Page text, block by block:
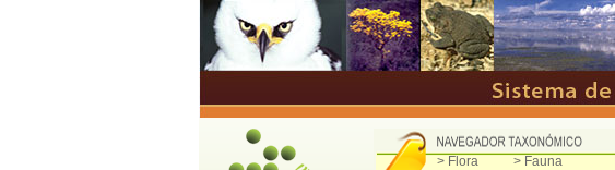
> Flora
> Fauna